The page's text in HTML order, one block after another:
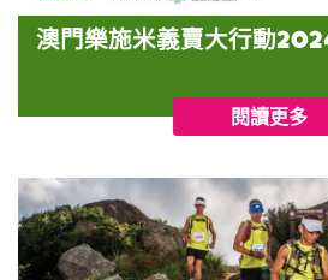
澳門樂施米義賣大行動
閱讀更多